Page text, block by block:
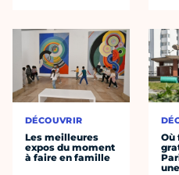
DÉCOUVRIR
Les meilleures
expos du moment
à faire en famille
Où